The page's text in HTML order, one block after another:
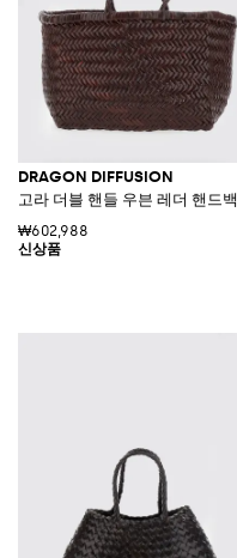
DRAGON DIFFUSION
고라 더블 핸들 우븐 레더 핸드백
₩602,988